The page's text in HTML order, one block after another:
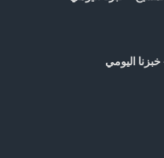
اليومي